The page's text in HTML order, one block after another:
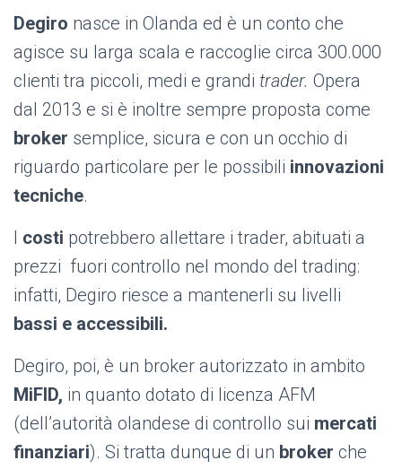
Degiro nasce in Olanda ed è un conto che
agisce su larga scala e raccoglie circa 300.000
clienti tra piccoli, medi e grandi trader. Opera
dal 2013 e si è inoltre sempre proposta come
broker semplice, sicura e con un occhio di
riguardo particolare per le possibili innovazioni
tecniche.
I costi potrebbero allettare i trader, abituati a
prezzi fuori controllo nel mondo del trading:
infatti, Degiro riesce a mantenerli su livelli
bassi e accessibili.
Degiro, poi, è un broker autorizzato in ambito
MiFID, in quanto dotato di licenza AFM
(dell’autorità olandese di controllo sui mercati
finanziari). Si tratta dunque di un broker che